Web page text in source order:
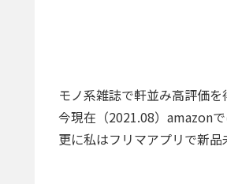
モノ系雑誌で軒並み高評価を
今現在（2021.08）amazon
更に私はフリマアプリで新